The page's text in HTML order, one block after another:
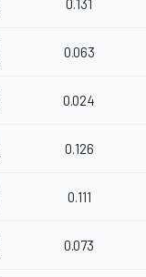
0.131
0.063
0.024
0.126
0.111
0.073